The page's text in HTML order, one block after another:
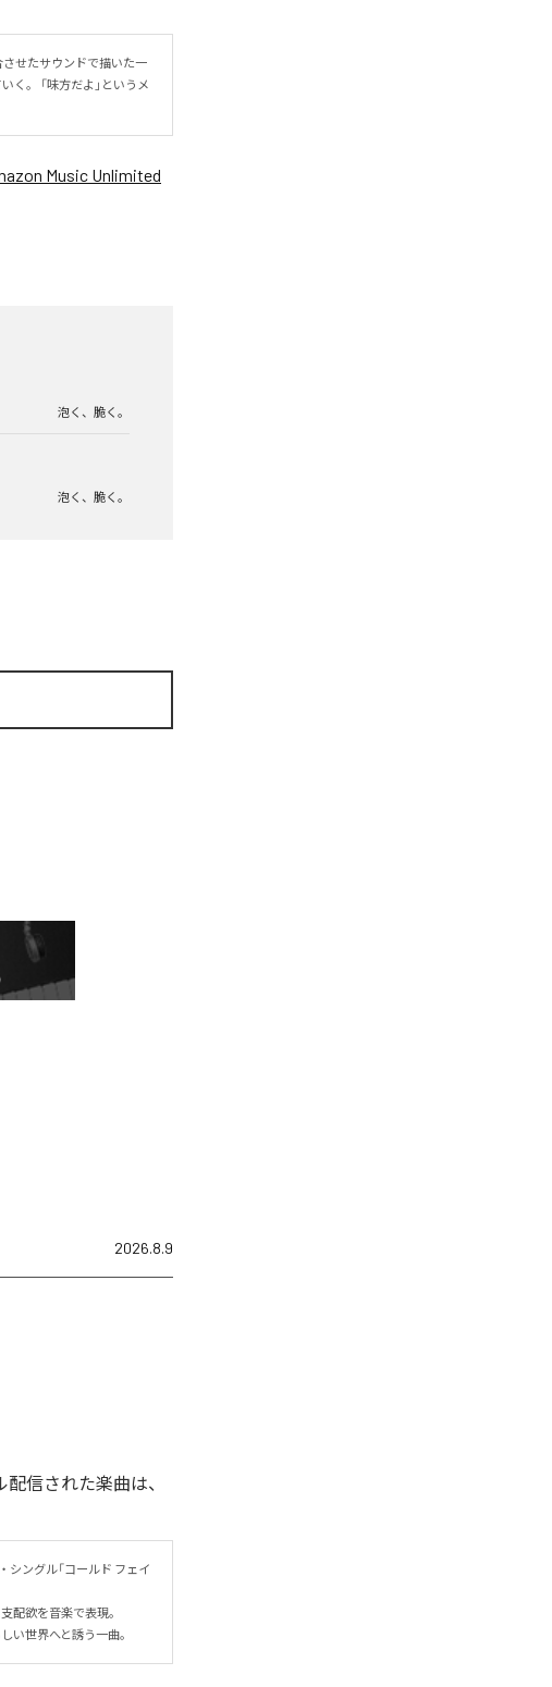
させたサウンドで描いた一
。 「味方だよ」というメ
Music Unlimited
泡く、脆く。
泡く、脆く。
2026.8.9
信された楽曲は、
ングル「コールド フェイ
配欲を音楽で表現。
い世界へと誘う一曲。